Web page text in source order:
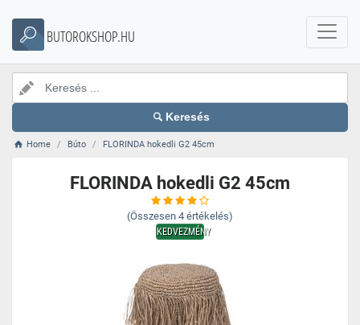
BUTOROKSHOP.HU
Keresés
Home Búto FLORINDA hokedli G2 45cm
FLORINDA hokedli G2 45cm
(Összesen 4 értékelés)
KEDVEZMÉNY